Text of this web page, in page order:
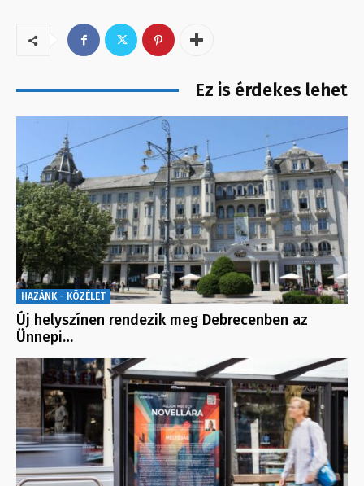
Ez is érdekes lehet
HAZÁNK - KÖZÉLET
Új helyszínen rendezik meg Debrecenben az
Ünnepi…